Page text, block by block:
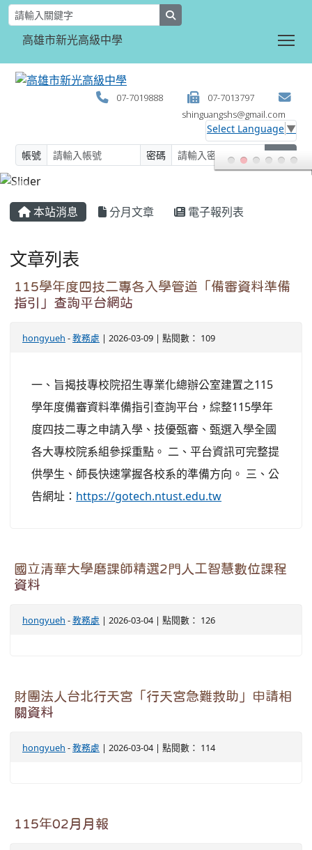
高雄市新光高級中學
07-7019888
07-7013797
shinguangshs@gmail.com
Select Language ▼
帳號
密碼 登入
本站消息 分月文章 電子報列表
文章列表
115學年度四技二專各入學管道「備審資料準備
指引」查詢平台網站
hongyueh -教務處 | 2026-03-09 | 點閱數： 109
一、旨揭技專校院招生專業化總辦公室建置之115
學年度備審資料準備指引查詢平台，綜整115學年
度四技二專之申請入學、技優甄審、甄選入學全國
各大專校院系組參採重點。 二、平台資訊可完整提
供學生、師長快速掌握各校系的準備方向。 三、公
告網址： https://gotech.ntust.edu.tw
國立清華大學磨課師精選2門人工智慧數位課程
資料
hongyueh -教務處 | 2026-03-04 | 點閱數： 126
財團法人台北行天宮「行天宮急難救助」申請相
關資料
hongyueh -教務處 | 2026-03-04 | 點閱數： 114
115年02月月報